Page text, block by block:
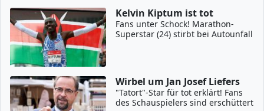
Kelvin Kiptum ist tot
Fans unter Schock! Marathon-
Superstar (24) stirbt bei Autounfall
Wirbel um Jan Josef Liefers
"Tatort"-Star für tot erklärt! Fans
des Schauspielers sind erschüttert